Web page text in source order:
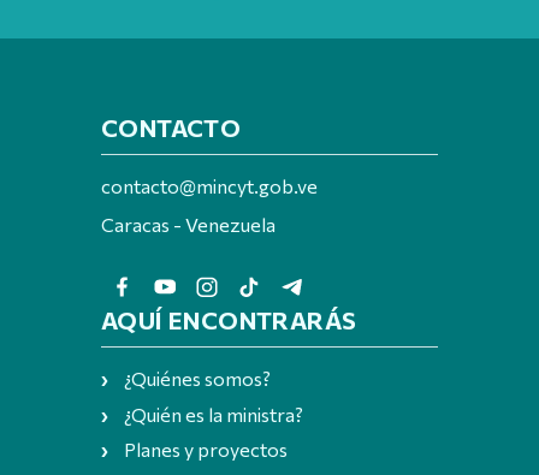
CONTACTO
contacto@mincyt.gob.ve
Caracas - Venezuela
AQUÍ ENCONTRARÁS
¿Quiénes somos?
¿Quién es la ministra?
Planes y proyectos